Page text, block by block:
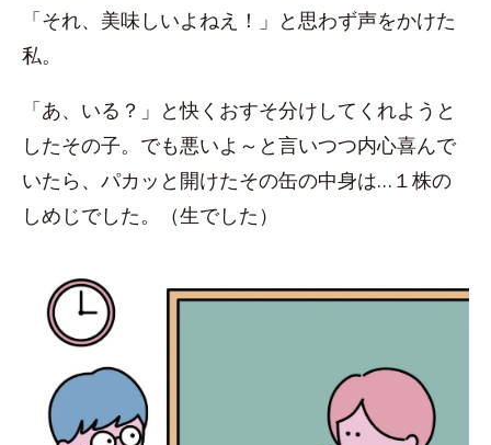
「それ、美味しいよねえ！」と思わず声をかけた
私。
「あ、いる？」と快くおすそ分けしてくれようと
したその子。でも悪いよ～と言いつつ内心喜んで
いたら、パカッと開けたその缶の中身は…１株の
しめじでした。（生でした）